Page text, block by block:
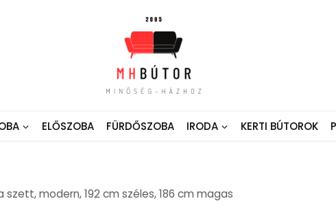
ELŐSZOBA FÜRDŐSZOBA IRODA KERTI BÚTOROK
modern, 192 cm széles, 186 cm magas